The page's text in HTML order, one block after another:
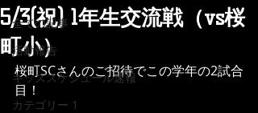
全ての記事
活動報告
キッズスケジュール速報
カテゴリー 1
5/3(祝) 1年生交流戦（vs桜
町小）
桜町SCさんのご招待でこの学年の2試合
目！